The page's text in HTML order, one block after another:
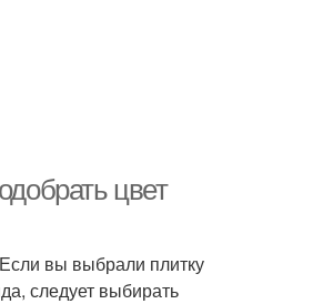
цвет
вы выбрали плитку
следует выбирать